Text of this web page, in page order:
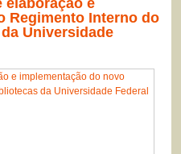
elaboração e
Regimento Interno do
Universidade